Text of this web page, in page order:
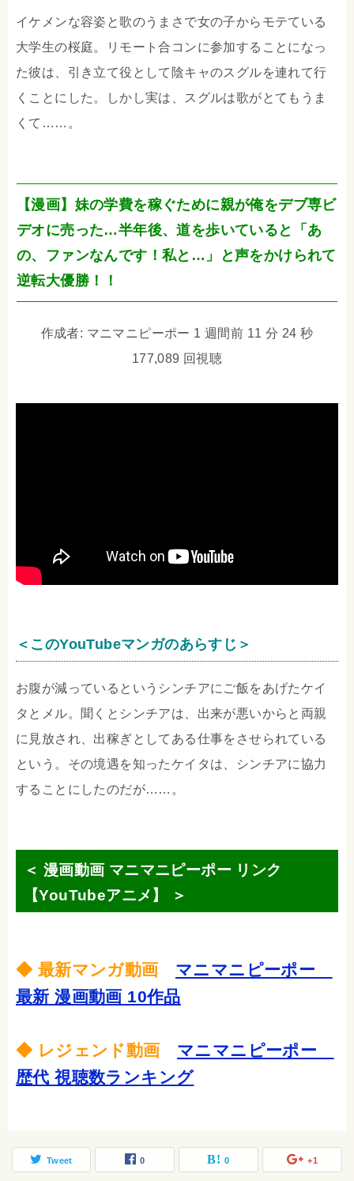
イケメンな容姿と歌のうまさで女の子からモテている
大学生の桜庭。リモート合コンに参加することになっ
た彼は、引き立て役として陰キャのスグルを連れて行
くことにした。しかし実は、スグルは歌がとてもうま
くて……。
【漫画】妹の学費を稼ぐために親が俺をデブ専ビ
デオに売った…半年後、道を歩いていると「あ
の、ファンなんです！私と…」と声をかけられて
逆転大優勝！！
作成者: マニマニピーポー 1 週間前 11 分 24 秒
177,089 回視聴
＜このYouTubeマンガのあらすじ＞
お腹が減っているというシンチアにご飯をあげたケイ
タとメル。聞くとシンチアは、出来が悪いからと両親
に見放され、出稼ぎとしてある仕事をさせられている
という。その境遇を知ったケイタは、シンチアに協力
することにしたのだが……。
＜ 漫画動画 マニマニピーポー リンク
【YouTubeアニメ】 ＞
◆ 最新マンガ動画 マニマニピーポー
最新 漫画動画 10作品
◆ レジェンド動画 マニマニピーポー
歴代 視聴数ランキング
Tweet 0 0 +1